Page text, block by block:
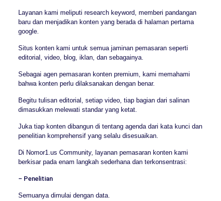
Layanan kami meliputi research keyword, memberi pandangan
baru dan menjadikan konten yang berada di halaman pertama
google.
Situs konten kami untuk semua jaminan pemasaran seperti
editorial, video, blog, iklan, dan sebagainya.
Sebagai agen pemasaran konten premium, kami memahami
bahwa konten perlu dilaksanakan dengan benar.
Begitu tulisan editorial, setiap video, tiap bagian dari salinan
dimasukkan melewati standar yang ketat.
Juka tiap konten dibangun di tentang agenda dari kata kunci dan
penelitian komprehensif yang selalu disesuaikan.
Di Nomor1.us Community, layanan pemasaran konten kami
berkisar pada enam langkah sederhana dan terkonsentrasi:
– Penelitian
Semuanya dimulai dengan data.